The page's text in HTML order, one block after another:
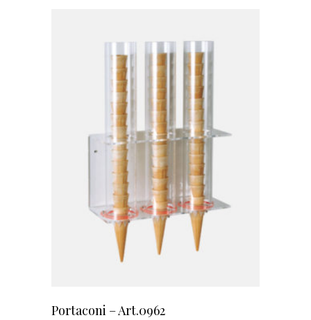
Portaconi – Art.0962